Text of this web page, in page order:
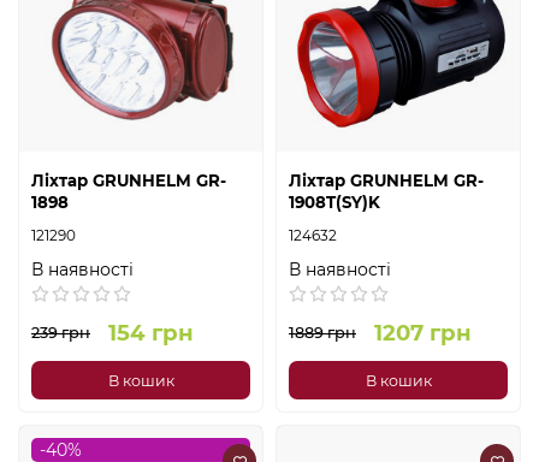
Ліхтар GRUNHELM GR-
1898
121290
В наявності
239 грн 154 грн
В кошик
Ліхтар GRUNHELM GR-
1908T(SY)K
124632
В наявності
1889 грн 1207 грн
В кошик
-40%